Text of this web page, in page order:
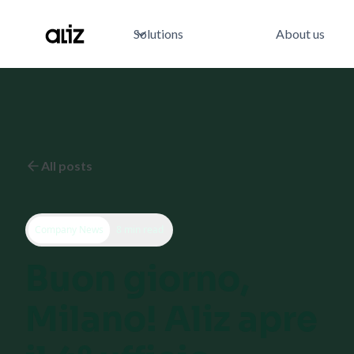
Solutions About us
All posts
Company News